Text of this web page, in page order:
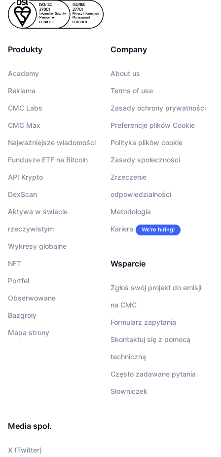
Produkty
Academy
Reklama
CMC Labs
CMC Max
Najważniejsze wiadomości
Fundusze ETF na Bitcoin
API Krypto
DexScan
Aktywa w świecie
rzeczywistym
Wykresy globalne
NFT
Portfel
Obserwowane
Bazgroły
Mapa strony
Company
About us
Terms of use
Zasady ochrony prywatności
Preferencje plików Cookie
Polityka plików cookie
Zasady społeczności
Zrzeczenie
odpowiedzialności
Metodologia
Kariera We’re hiring!
Wsparcie
Zgłoś swój projekt do emisji
na CMC
Formularz zapytania
Skontaktuj się z pomocą
techniczną
Często zadawane pytania
Słowniczek
Media społ.
X (Twitter)